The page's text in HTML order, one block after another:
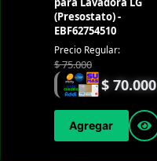
(Presostato) -
EBF62754510
Precio Regular:
$75.000
$ 70.000
Agregar